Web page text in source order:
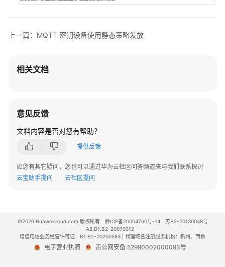
上一篇：MQTT 密钥设备使用静态策略发放
相关文档
意见反馈
文档内容是否对您有帮助？
提供反馈
如您有其它疑问，您也可以通过华为云社区问答频道来与我们联系探讨
云宝助手提问
云社区提问
©2026 Huaweicloud.com 版权所有 黔ICP备20004760号-14
苏B2-20130048号
A2.B1.B2-20070312
增值电信业务经营许可证：B1.B2-20200593 | 代理域名注册服务机构：新网、西数
电子营业执照 贵公网安备 52990002000093号